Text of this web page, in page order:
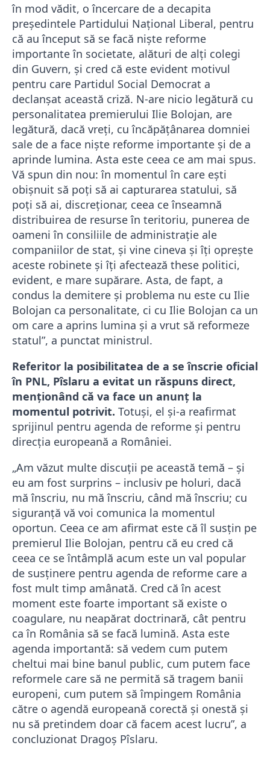
în mod vădit, o încercare de a decapita
preşedintele Partidului Naţional Liberal, pentru
că au început să se facă nişte reforme
importante în societate, alături de alţi colegi
din Guvern, şi cred că este evident motivul
pentru care Partidul Social Democrat a
declanşat această criză. N-are nicio legătură cu
personalitatea premierului Ilie Bolojan, are
legătură, dacă vreţi, cu încăpăţânarea domniei
sale de a face nişte reforme importante şi de a
aprinde lumina. Asta este ceea ce am mai spus.
Vă spun din nou: în momentul în care eşti
obişnuit să poţi să ai capturarea statului, să
poţi să ai, discreţionar, ceea ce înseamnă
distribuirea de resurse în teritoriu, punerea de
oameni în consiliile de administraţie ale
companiilor de stat, şi vine cineva şi îţi opreşte
aceste robinete şi îţi afectează these politici,
evident, e mare supărare. Asta, de fapt, a
condus la demitere şi problema nu este cu Ilie
Bolojan ca personalitate, ci cu Ilie Bolojan ca un
om care a aprins lumina şi a vrut să reformeze
statul”, a punctat ministrul.
Referitor la posibilitatea de a se înscrie oficial
în PNL, Pîslaru a evitat un răspuns direct,
menționând că va face un anunț la
momentul potrivit. Totuși, el și-a reafirmat
sprijinul pentru agenda de reforme și pentru
direcția europeană a României.
„Am văzut multe discuţii pe această temă – şi
eu am fost surprins – inclusiv pe holuri, dacă
mă înscriu, nu mă înscriu, când mă înscriu; cu
siguranţă vă voi comunica la momentul
oportun. Ceea ce am afirmat este că îl susţin pe
premierul Ilie Bolojan, pentru că eu cred că
ceea ce se întâmplă acum este un val popular
de susţinere pentru agenda de reforme care a
fost mult timp amânată. Cred că în acest
moment este foarte important să existe o
coagulare, nu neapărat doctrinară, cât pentru
ca în România să se facă lumină. Asta este
agenda importantă: să vedem cum putem
cheltui mai bine banul public, cum putem face
reformele care să ne permită să tragem banii
europeni, cum putem să împingem România
către o agendă europeană corectă şi onestă şi
nu să pretindem doar că facem acest lucru”, a
concluzionat Dragoș Pîslaru.